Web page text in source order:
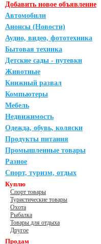
Добавить новое объявление
Автомобили
Анонсы (Новости)
Аудио, видео, фототехника
Бытовая техника
Детские сады - путевки
Животные
Книжный развал
Компьютеры
Мебель
Недвижимость
Одежда, обувь, коляски
Продукты питания
Промышленные товары
Разное
Спорт, туризм, отдых
Куплю
Спорт товары
Туристические товары
Охота
Рыбалка
Товары для отдыха
Другое
Продам